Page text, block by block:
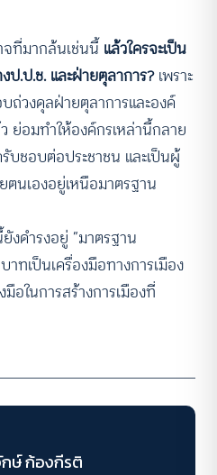
ที่มากล้นเช่นนี้ แล้วใครจะเป็น
.ป.ช. และฝ่ายตุลาการ?เพราะ
ถ่วงดุลฝ่ายตุลาการและองค์
ย่อมทำให้องค์กรเหล่านี้กลาย
บชอบต่อประชาชน และเป็นผู้
นเองอยู่เหนือมาตรฐาน
ดำรงอยู่ “มาตรฐาน
ทเป็นเครื่องมือทางการเมือง
อในการสร้างการเมืองที่
กษ์ ก้องกีรติ